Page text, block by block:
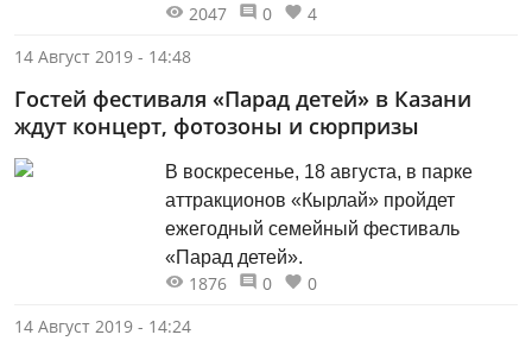
маленькая вселенная, которая
граничащем с высшим разумом. В
связи с этим театр запускает
спектакля выйдут на улицы Кировского
района, чтобы познакомить местных
жителей с некоторыми историями,
собранными ранее.
2047 0
4
14 Август 2019 - 14:48
Гостей фестиваля «Парад детей» в Казани
ждут концерт, фотозоны и сюрпризы
В воскресенье, 18 августа, в парке
аттракционов «Кырлай» пройдет
ежегодный семейный фестиваль
«Парад детей».
1876 0
0
14 Август 2019 - 14:24